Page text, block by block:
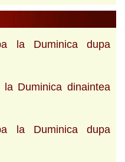
la Duminica dupa
Duminica dinaintea
la Duminica dupa